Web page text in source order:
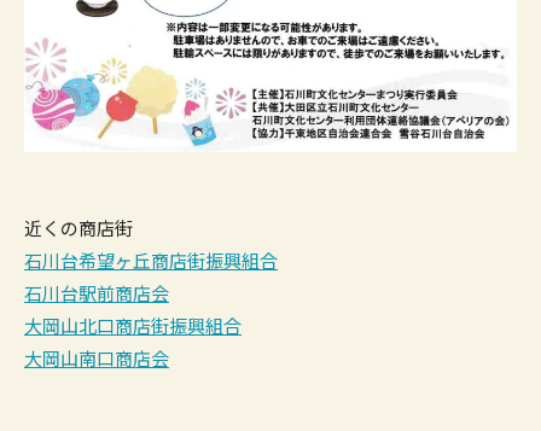
近くの商店街
石川台希望ヶ丘商店街振興組合
石川台駅前商店会
大岡山北口商店街振興組合
大岡山南口商店会